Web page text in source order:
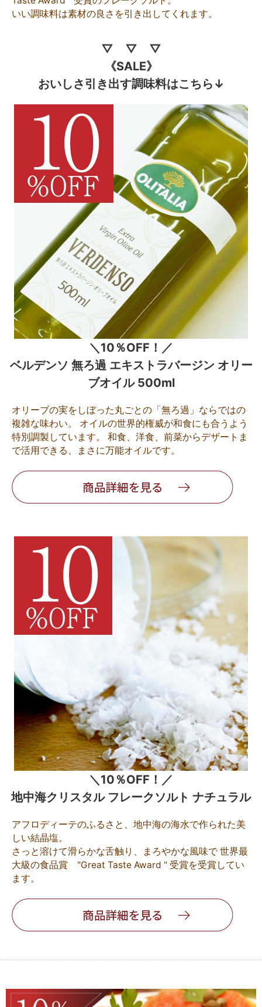
いい調味料は素材の良さを引き出してくれます。
▽ ▽ ▽
《SALE》
おいしさ引き出す調味料はこちら↓
＼10％OFF！／
ベルデンソ 無ろ過 エキストラバージン オリー
ブオイル 500ml
オリーブの実をしぼった丸ごとの「無ろ過」ならではの
複雑な味わい。 オイルの世界的権威が和食にも合うよう
特別調製しています。 和食、洋食、前菜からデザートま
で活用できる、まさに万能オイルです。
＼10％OFF！／
地中海クリスタル フレークソルト ナチュラル
アフロディーテのふるさと、地中海の海水で作られた美
しい結晶塩。
さっと溶けて滑らかな舌触り、まろやかな風味で 世界最
大級の食品賞 "Great Taste Award " 受賞を受賞してい
ます。